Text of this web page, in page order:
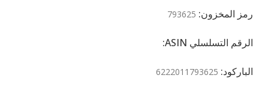
رمز المخزون: 793625
الرقم التسلسلي ASIN:
الباركود: 6222011793625